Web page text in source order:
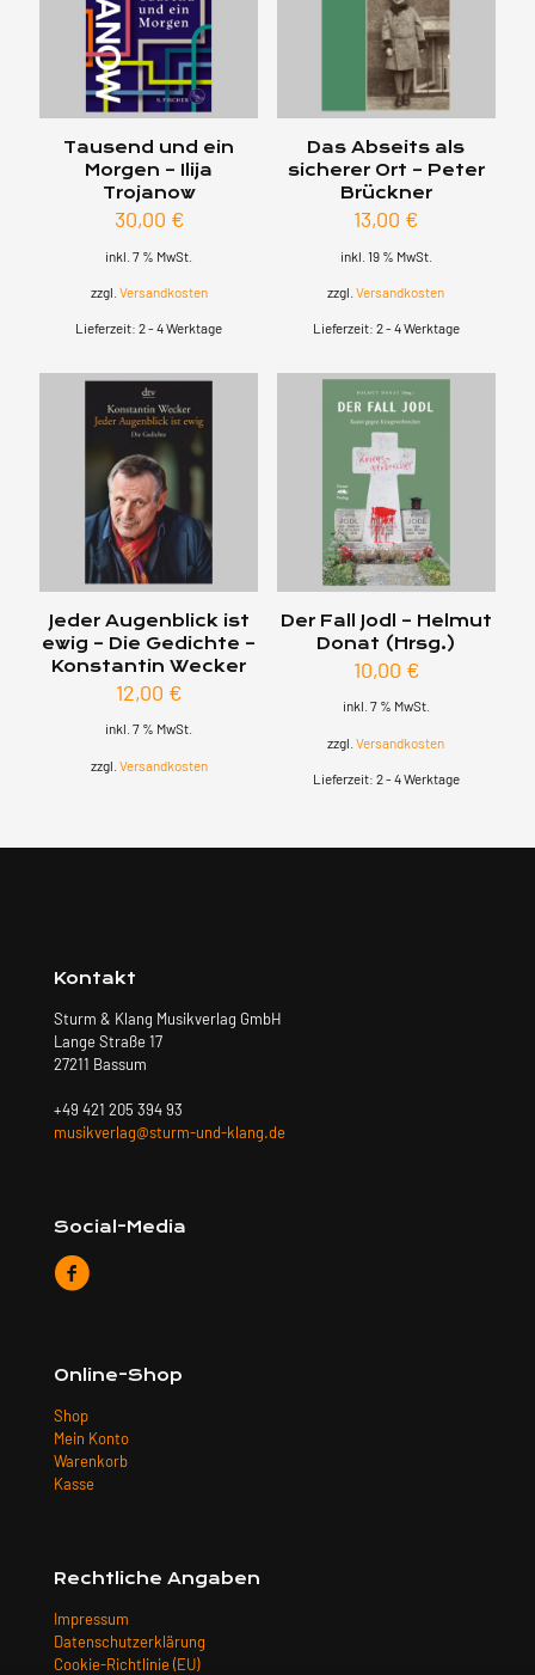
Tausend und ein
Morgen – Ilija
Trojanow
30,00 €
inkl. 7 % MwSt.
zzgl. Versandkosten
Lieferzeit:2 - 4 Werktage
Das Abseits als
sicherer Ort – Peter
Brückner
13,00 €
inkl. 19 % MwSt.
zzgl.Versandkosten
Lieferzeit: 2 - 4 Werktage
Jeder Augenblick ist
ewig – Die Gedichte –
Konstantin Wecker
12,00 €
inkl. 7 % MwSt.
zzgl. Versandkosten
Der Fall Jodl – Helmut
Donat (Hrsg.)
10,00 €
inkl. 7 % MwSt.
zzgl.Versandkosten
Lieferzeit: 2 - 4 Werktage
Kontakt
Sturm & Klang Musikverlag GmbH
Lange Straße 17
27211 Bassum
+49 421 205 394 93
musikverlag@sturm-und-klang.de
Social-Media
Online-Shop
Shop
Mein Konto
Warenkorb
Kasse
Rechtliche Angaben
Impressum
Datenschutzerklärung
Cookie-Richtlinie (EU)